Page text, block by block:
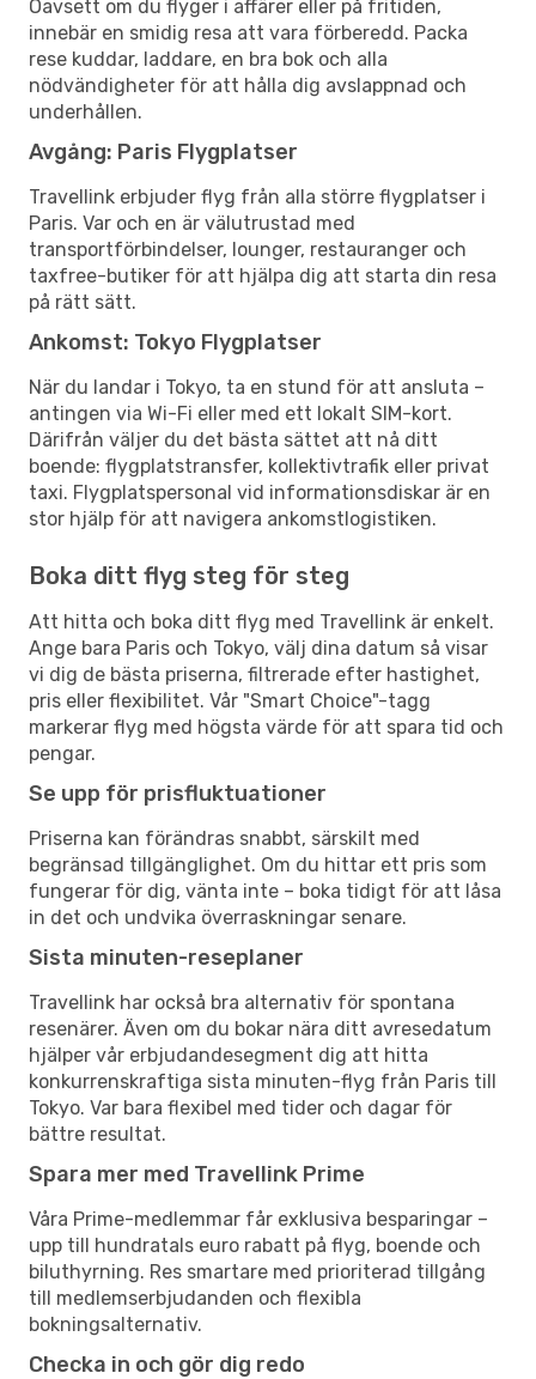
Oavsett om du flyger i affärer eller på fritiden,
innebär en smidig resa att vara förberedd. Packa
rese kuddar, laddare, en bra bok och alla
nödvändigheter för att hålla dig avslappnad och
underhållen.
Avgång: Paris Flygplatser
Travellink erbjuder flyg från alla större flygplatser i
Paris. Var och en är välutrustad med
transportförbindelser, lounger, restauranger och
taxfree-butiker för att hjälpa dig att starta din resa
på rätt sätt.
Ankomst: Tokyo Flygplatser
När du landar i Tokyo, ta en stund för att ansluta –
antingen via Wi-Fi eller med ett lokalt SIM-kort.
Därifrån väljer du det bästa sättet att nå ditt
boende: flygplatstransfer, kollektivtrafik eller privat
taxi. Flygplatspersonal vid informationsdiskar är en
stor hjälp för att navigera ankomstlogistiken.
Boka ditt flyg steg för steg
Att hitta och boka ditt flyg med Travellink är enkelt.
Ange bara Paris och Tokyo, välj dina datum så visar
vi dig de bästa priserna, filtrerade efter hastighet,
pris eller flexibilitet. Vår "Smart Choice"-tagg
markerar flyg med högsta värde för att spara tid och
pengar.
Se upp för prisfluktuationer
Priserna kan förändras snabbt, särskilt med
begränsad tillgänglighet. Om du hittar ett pris som
fungerar för dig, vänta inte – boka tidigt för att låsa
in det och undvika överraskningar senare.
Sista minuten-reseplaner
Travellink har också bra alternativ för spontana
resenärer. Även om du bokar nära ditt avresedatum
hjälper vår erbjudandesegment dig att hitta
konkurrenskraftiga sista minuten-flyg från Paris till
Tokyo. Var bara flexibel med tider och dagar för
bättre resultat.
Spara mer med Travellink Prime
Våra Prime-medlemmar får exklusiva besparingar –
upp till hundratals euro rabatt på flyg, boende och
biluthyrning. Res smartare med prioriterad tillgång
till medlemserbjudanden och flexibla
bokningsalternativ.
Checka in och gör dig redo